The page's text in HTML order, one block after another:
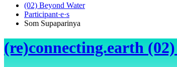
(02) Beyond Water
Participant·e·s
Som Supaparinya
(re)connecting.earth